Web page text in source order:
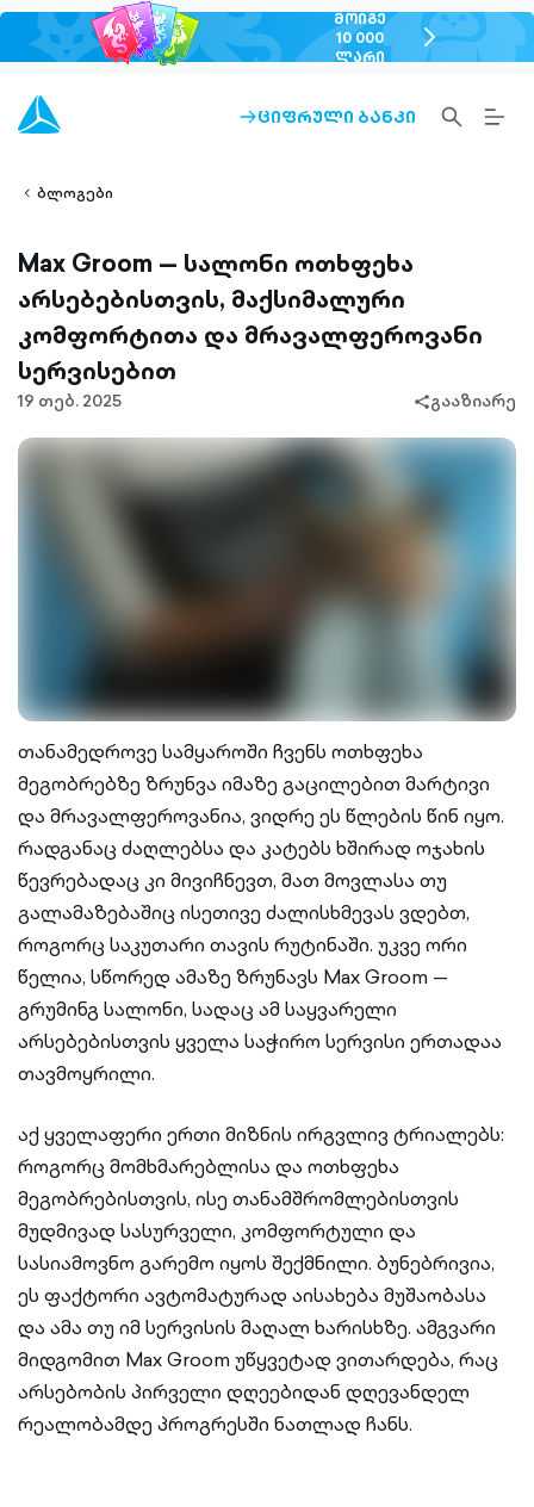
ᲛᲝᲘᲒᲔ
10 000
ᲚᲐᲠᲘ
chevron-
right-
ARROW-
ᲪᲘᲤᲠᲣᲚᲘ ᲑᲐᲜᲙᲘ
SEARCH-
OUTLINED
ბლოგები
Max Groom — სალონი ოთხფეხა
არსებებისთვის, მაქსიმალური
კომფორტითა და მრავალფეროვანი
სერვისებით
19 თებ. 2025
share-
გააზიარე
თანამედროვე სამყაროში ჩვენს ოთხფეხა
მეგობრებზე ზრუნვა იმაზე გაცილებით მარტივი
და მრავალფეროვანია, ვიდრე ეს წლების წინ იყო.
რადგანაც ძაღლებსა და კატებს ხშირად ოჯახის
წევრებადაც კი მივიჩნევთ, მათ მოვლასა თუ
გალამაზებაშიც ისეთივე ძალისხმევას ვდებთ,
როგორც საკუთარი თავის რუტინაში. უკვე ორი
წელია, სწორედ ამაზე ზრუნავს Max Groom —
გრუმინგ სალონი, სადაც ამ საყვარელი
არსებებისთვის ყველა საჭირო სერვისი ერთადაა
თავმოყრილი.
აქ ყველაფერი ერთი მიზნის ირგვლივ ტრიალებს:
როგორც მომხმარებლისა და ოთხფეხა
მეგობრებისთვის, ისე თანამშრომლებისთვის
მუდმივად სასურველი, კომფორტული და
სასიამოვნო გარემო იყოს შექმნილი. ბუნებრივია,
ეს ფაქტორი ავტომატურად აისახება მუშაობასა
და ამა თუ იმ სერვისის მაღალ ხარისხზე. ამგვარი
მიდგომით Max Groom უწყვეტად ვითარდება, რაც
არსებობის პირველი დღეებიდან დღევანდელ
რეალობამდე პროგრესში ნათლად ჩანს.